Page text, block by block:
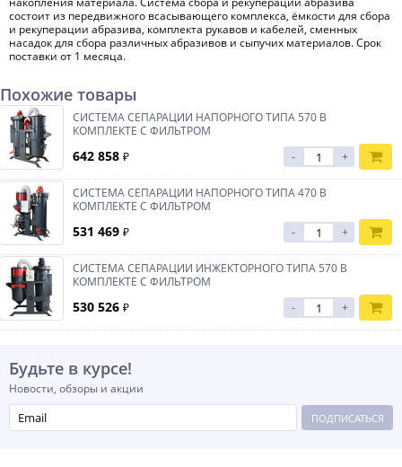
состоит из передвижного всасывающего комплекса, ёмкости для сбора
и рекуперации абразива, комплекта рукавов и кабелей, сменных
насадок для сбора различных абразивов и сыпучих материалов. Срок
поставки от 1 месяца.
Похожие товары
СИСТЕМА СЕПАРАЦИИ НАПОРНОГО ТИПА 570 В
КОМПЛЕКТЕ С ФИЛЬТРОМ
642 858 ₽ - +
СИСТЕМА СЕПАРАЦИИ НАПОРНОГО ТИПА 470 В
КОМПЛЕКТЕ С ФИЛЬТРОМ
531 469 ₽ - +
СИСТЕМА СЕПАРАЦИИ ИНЖЕКТОРНОГО ТИПА 570 В
КОМПЛЕКТЕ С ФИЛЬТРОМ
530 526 ₽ - +
Будьте в курсе!
Новости, обзоры и акции
ПОДПИСАТЬСЯ